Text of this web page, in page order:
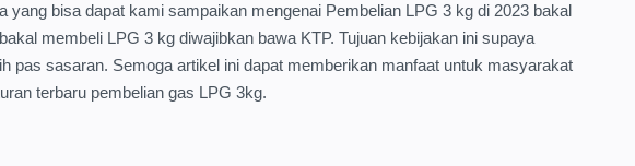
yang bisa dapat kami sampaikan mengenai Pembelian LPG 3 kg di 2023 bakal
membeli LPG 3 kg diwajibkan bawa KTP. Tujuan kebijakan ini supaya
pas sasaran. Semoga artikel ini dapat memberikan manfaat untuk masyarakat
terbaru pembelian gas LPG 3kg.